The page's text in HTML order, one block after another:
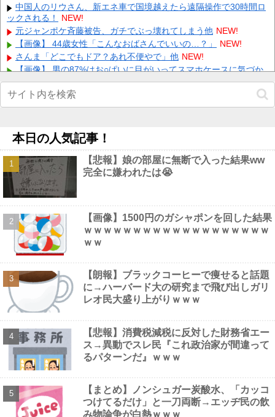
Powered by livedoor 相互RSS
中国人のリウさん、新エネ車で国境越えたら遠隔操作で30時間ロ
ックされる！
NEW!
元ジャンポケ斉藤被告、ガチでぶっ壊れてしまう他 NEW!
【画像】 44歳女性「こんなおばさんでいいの…？」
NEW!
さんま「どこでもドア？あれ不便やで」他 NEW!
【画像】 男の87%はお○ぱいに目がいってスマホケースに気づか
ない自撮りｗ NEW!
【激安速報】ダイヤモンドの功罪、リアル、ひゃくえむ。などが
Kindle実質半額になるセール、本日8/9終了！ついに完結、新テニス
ｗｗｗｗ NEW!
【速報】赤旗配達中の共産党市議７８歳のじいさん、左に寄りす
ぎたか車で民家当て逃げ他 NEW!
「アニソン盆祭りで日本の品格が落ちた」と酷評した元女優、
「あんたが品格を語るのかよ！」と総ツッコミを食らってしま
い……他 NEW!
【画像】 影山優佳さん(25)、下着姿であたシコが止まらない
NEW!
【画像】 女優・水崎綾女、R-15指定映画で乳首解禁、しかもピ
ンと立ってる
Powered by livedoor 相互RSS
本日の人気記事！
【悲報】娘の部屋に無断で入った結果ww
完全に嫌われたは😭
【画像】1500円のガシャポンを回した結果
ｗｗｗｗｗｗｗｗｗｗｗｗｗｗｗｗｗｗｗ
ｗｗ
【朗報】ブラックコーヒーで痩せると話題
に→ハーバード大の研究まで飛び出しガリ
レオ民大盛り上がりｗｗｗ
【悲報】消費税減税に反対した財務省エー
ス→異動でスレ民『これ政治家が間違って
るパターンだ』ｗｗｗ
【まとめ】ノンシュガー炭酸水、「カッコ
つけてるだけ」と一刀両断→エッヂ民の飲
み物論争が白熱ｗｗｗ